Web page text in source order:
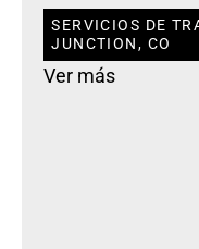
SERVICIOS DE
JUNCTION, CO
Ver más